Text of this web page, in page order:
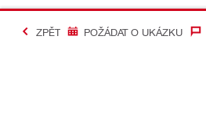
ZPĚT POŽÁDAT O UKÁZKU